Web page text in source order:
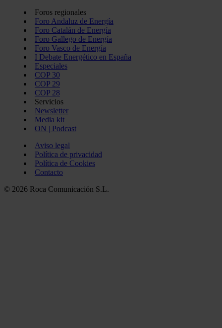
Foros regionales
Foro Andaluz de Energía
Foro Catalán de Energía
Foro Gallego de Energía
Foro Vasco de Energía
I Debate Energético en España
Especiales
COP 30
COP 29
COP 28
Servicios
Newsletter
Media kit
ON | Podcast
Aviso legal
Política de privacidad
Política de Cookies
Contacto
© 2026 Roca Comunicación S.L.